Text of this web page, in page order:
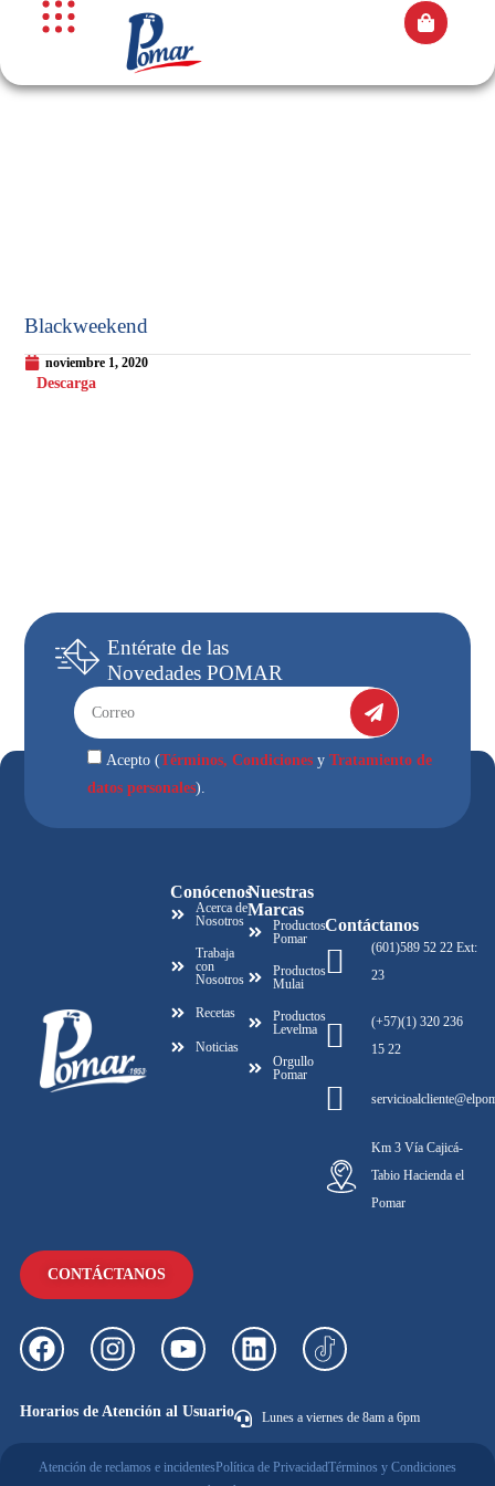
Blackweekend
noviembre 1, 2020
Descarga
Entérate de las
NovedadesPOMAR
Acepto (Términos, Condicionesy Tratamiento de
datos personales).
Conócenos
Acerca de
Nosotros
Trabaja
con
Nosotros
Recetas
Noticias
Nuestras
Marcas
Productos
Pomar
Productos
Mulai
Productos
Levelma
Orgullo
Pomar
Contáctanos
(601)589 52 22 Ext:
23
(+57)(1) 320 236
15 22
Km 3 Vía Cajicá-
Tabio Hacienda el
Pomar
CONTÁCTANOS
Horarios de Atención al Usuario Lunes a viernes de 8am a 6pm
Atención de reclamos e incidentesPolítica de PrivacidadTérminos y Condiciones